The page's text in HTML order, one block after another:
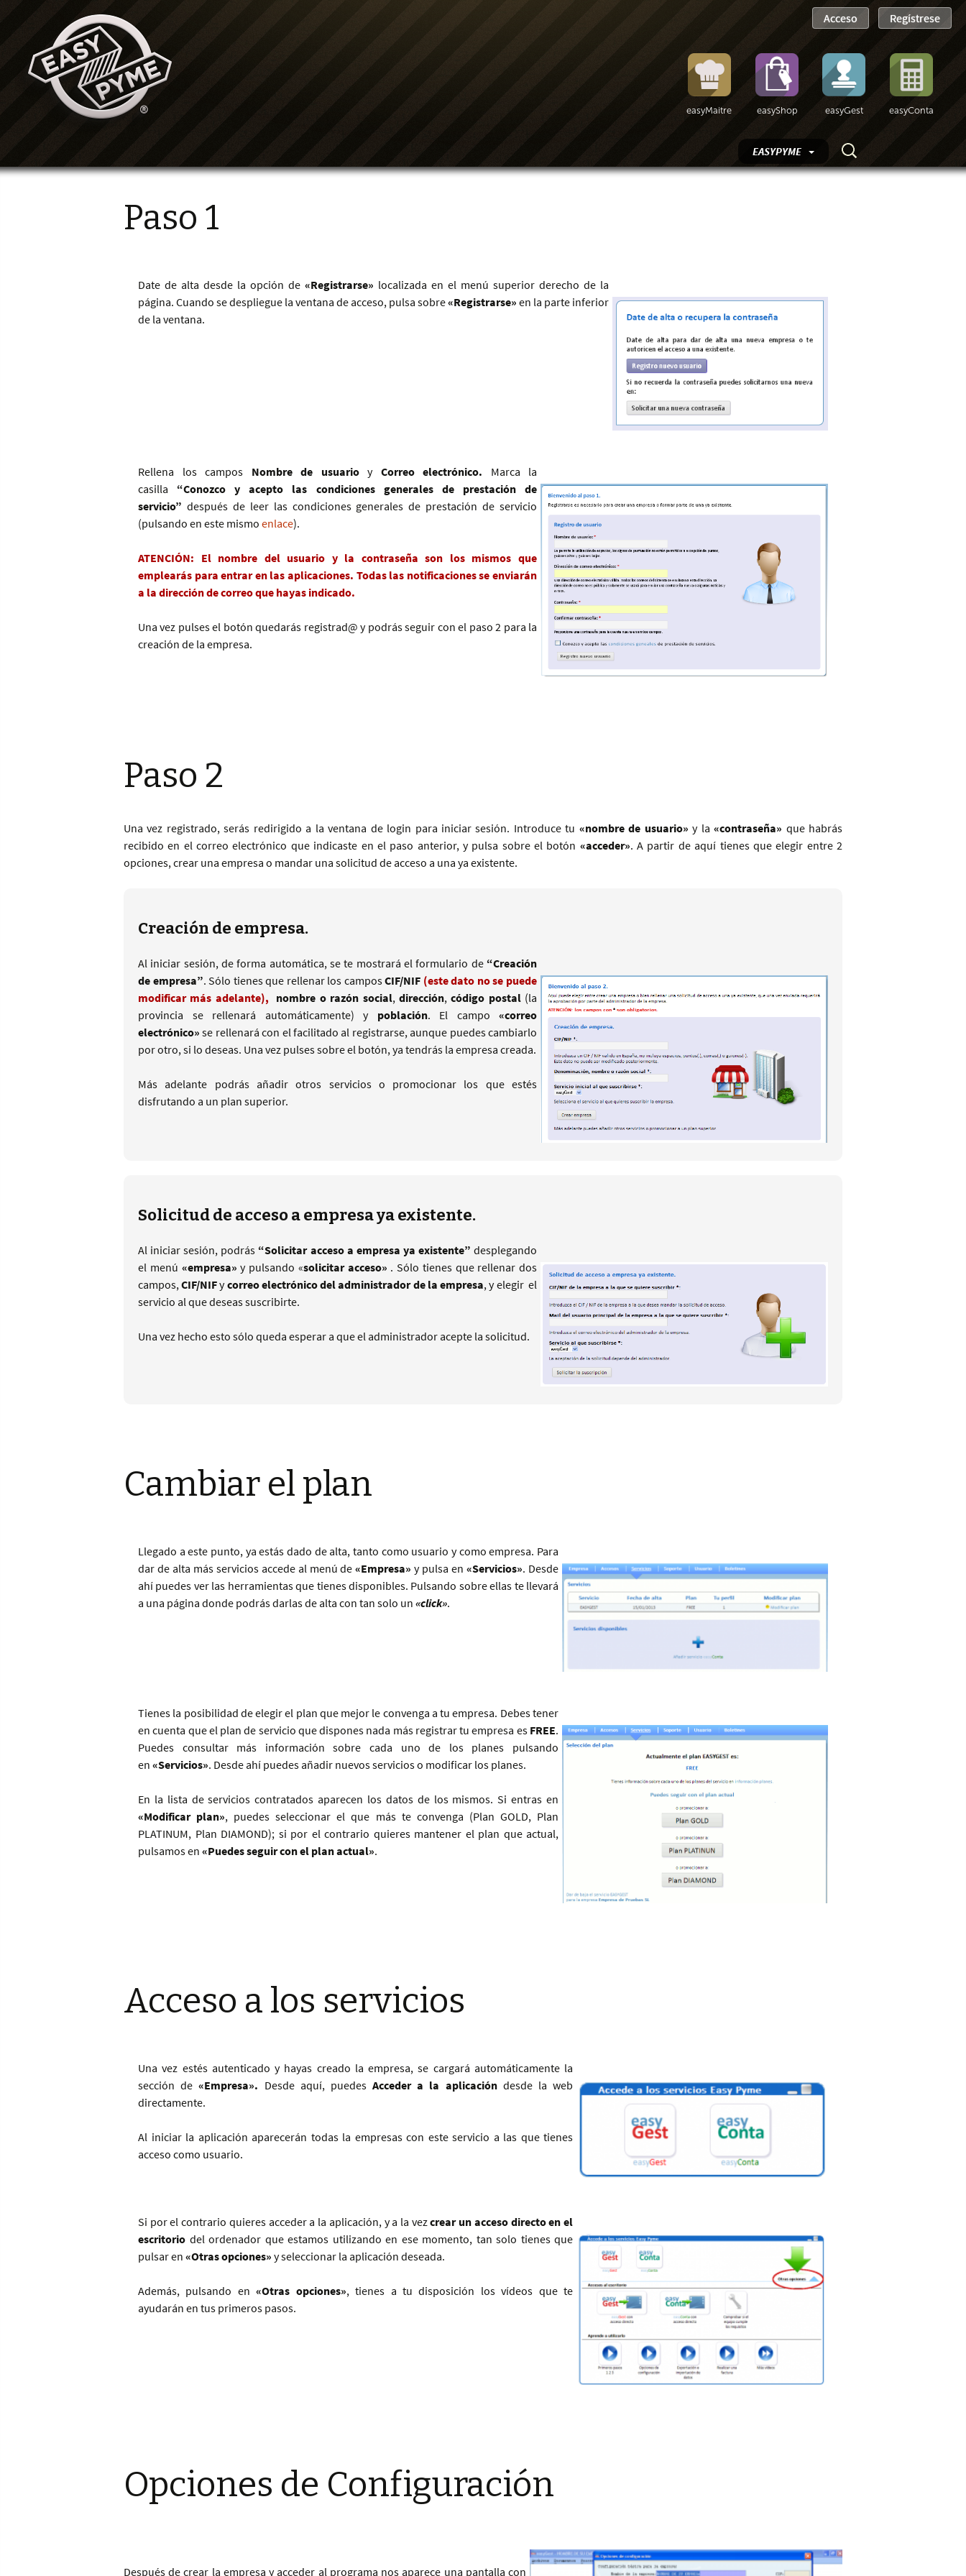
easyMaitre easyShop easyGest easyConta
EASYPYME
Paso 1
Date de alta desde la opción de «Registrarse» localizada en el menú superior derecho de la
página. Cuando se despliegue la ventana de acceso, pulsa sobre«Registrarse» en la parte inferior
de la ventana.
Rellena los campos Nombre de usuario y Correo electrónico. Marca la
casilla “Conozco y acepto las condiciones generales de prestación de
servicio” después de leer las condiciones generales de prestación de servicio
(pulsando en este mismo enlace).
ATENCIÓN: El nombre del usuario y la contraseña son los mismos que
emplearás para entrar en las aplicaciones. Todas las notificaciones se enviarán
a la dirección de correo que hayas indicado.
Una vez pulses el botón quedarás registrad@ y podrás seguir con el paso 2 para la
creación de la empresa.
Paso 2
Una vez registrado, serás redirigido a la ventana de login para iniciar sesión. Introduce tu «nombre de usuario» y la«contraseña» que habrás
recibido en el correo electrónico que indicaste en el paso anterior, y pulsa sobre el botón «acceder». A partir de aquí tienes que elegir entre 2
opciones, crear una empresa o mandar una solicitud de acceso a una ya existente.
Creación de empresa.
Al iniciar sesión, de forma automática, se te mostrará el formulario de “Creación
de empresa”. Sólo tienes que rellenar los camposCIF/NIF (este dato no se puede
modificar más adelante), nombre o razón social,dirección,código postal(la
provincia se rellenará automáticamente) ypoblación. El campo «correo
electrónico» se rellenará con el facilitado al registrarse, aunque puedes cambiarlo
por otro, si lo deseas. Una vez pulses sobre el botón, ya tendrás la empresa creada.
Más adelante podrás añadir otros servicios o promocionar los que estés
disfrutando a un plan superior.
Solicitud de acceso a empresa ya existente.
Al iniciar sesión, podrás “Solicitar acceso a empresa ya existente”desplegando
el menú «empresa»y pulsando «solicitar acceso» . Sólo tienes que rellenar dos
campos,CIF/NIFycorreo electrónico del administrador de la empresa, y elegir el
servicio al que deseas suscribirte.
Una vez hecho esto sólo queda esperar a que el administrador acepte la solicitud.
Cambiar el plan
Llegado a este punto, ya estás dado de alta, tanto como usuario y como empresa. Para
dar de alta más servicios accede al menú de«Empresa»y pulsa en«Servicios». Desde
ahí puedes ver las herramientas que tienes disponibles. Pulsando sobre ellas te llevará
a una página donde podrás darlas de alta con tan solo un «click».
Tienes la posibilidad de elegir el plan que mejor le convenga a tu empresa. Debes tener
en cuenta que el plan de servicio que dispones nada más registrar tu empresa es FREE.
Puedes consultar más información sobre cada uno de los planes pulsando
en «Servicios». Desde ahí puedes añadir nuevos servicios o modificar los planes.
En la lista de servicios contratados aparecen los datos de los mismos. Si entras en
«Modificar plan», puedes seleccionar el que más te convenga (Plan GOLD, Plan
PLATINUM, Plan DIAMOND); si por el contrario quieres mantener el plan que actual,
pulsamos en «Puedes seguir con el plan actual».
Acceso a los servicios
Una vez estés autenticado y hayas creado la empresa, se cargará automáticamente la
sección de«Empresa». Desde aquí, puedesAcceder a la aplicacióndesde la web
directamente.
Al iniciar la aplicación aparecerán todas la empresas con este servicio a las que tienes
acceso como usuario.
Si por el contrario quieres acceder a la aplicación, y a la vezcrear un acceso directo en el
escritorio del ordenador que estamos utilizando en ese momento, tan solo tienes que
pulsar en «Otras opciones» y seleccionar la aplicación deseada.
Además, pulsando en«Otras opciones», tienes a tu disposición los vídeos que te
ayudarán en tus primeros pasos.
Opciones de Configuración
Después de crear la empresa y acceder al programa nos aparece una pantalla con